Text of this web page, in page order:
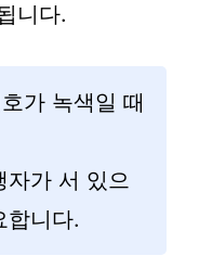
니다.
가 녹색일 때
자가 서 있으
합니다.